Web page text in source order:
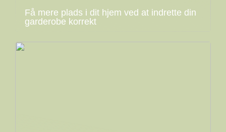
Få mere plads i dit hjem ved at indrette din
garderobe korrekt